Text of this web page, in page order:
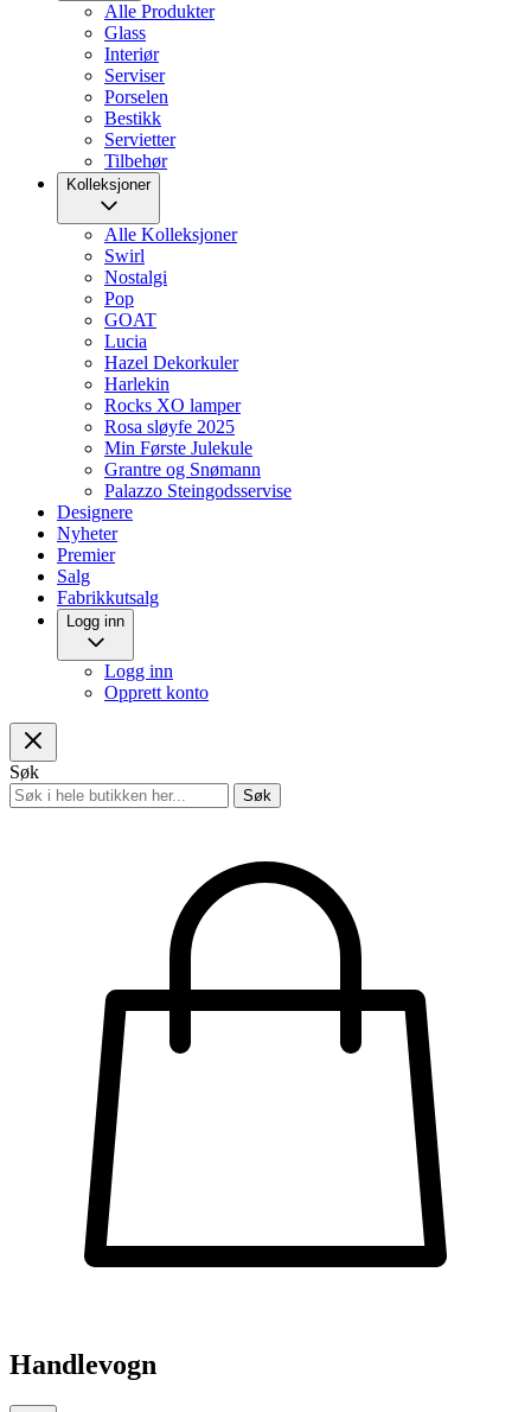
Alle Produkter
Glass
Interiør
Serviser
Porselen
Bestikk
Servietter
Tilbehør
Kolleksjoner
Alle Kolleksjoner
Swirl
Nostalgi
Pop
GOAT
Lucia
Hazel Dekorkuler
Harlekin
Rocks XO lamper
Rosa sløyfe 2025
Min Første Julekule
Grantre og Snømann
Palazzo Steingodsservise
Designere
Nyheter
Premier
Salg
Fabrikkutsalg
Logg inn
Logg inn
Opprett konto
Søk
Søk
Handlevogn